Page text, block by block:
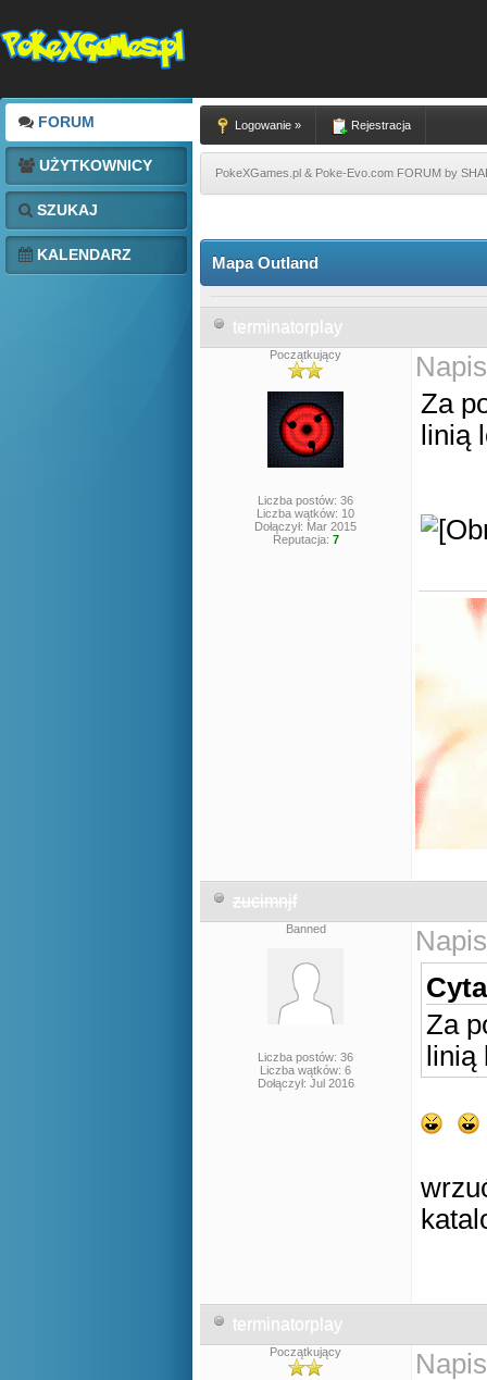
FORUM
UŻYTKOWNICY
SZUKAJ
KALENDARZ
Logowanie » Rejestracja
PokeXGames.pl & Poke-Evo.com FORUM by
Mapa Outland
terminatorplay
Początkujący
Liczba postów: 36
Liczba wątków: 10
Dołączył: Mar 2015
Reputacja: 7
Za
linią
zucimnjf
Banned
Liczba postów: 36
Liczba wątków: 6
Dołączył: Jul 2016
Za
terminatorplay
Początkujący